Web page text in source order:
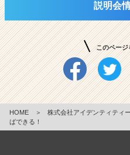
説明会
このページ
HOME ＞ 株式会社アイデンティティー
ばできる！